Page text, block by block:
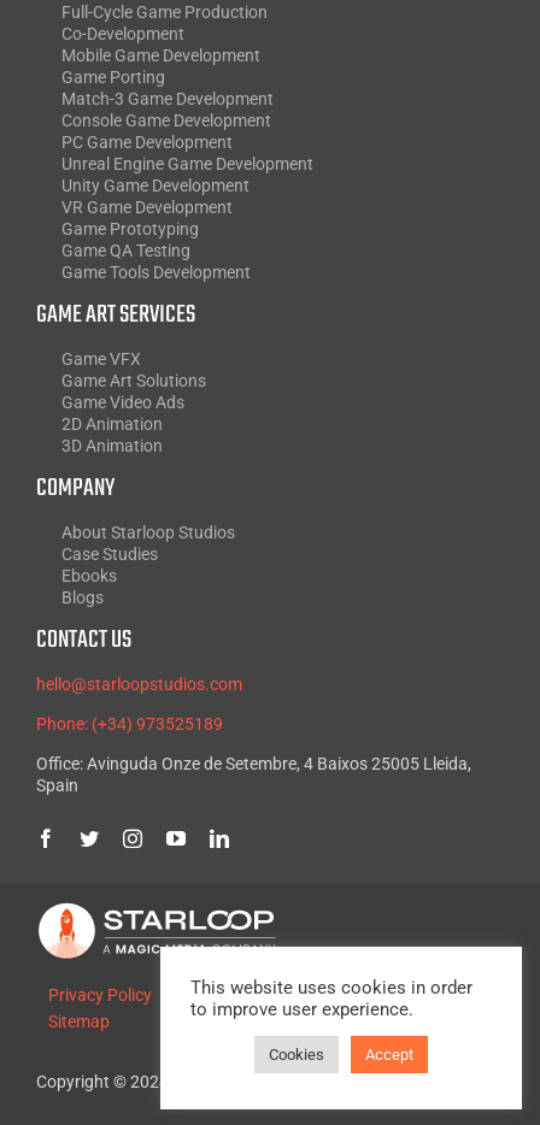
Full-Cycle Game Production
Co-Development
Mobile Game Development
Game Porting
Match-3 Game Development
Console Game Development
PC Game Development
Unreal Engine Game Development
Unity Game Development
VR Game Development
Game Prototyping
Game QA Testing
Game Tools Development
GAME ART SERVICES
Game VFX
Game Art Solutions
Game Video Ads
2D Animation
3D Animation
COMPANY
About Starloop Studios
Case Studies
Ebooks
Blogs
CONTACT US
hello@starloopstudios.com
Phone: (+34) 973525189
Office: Avinguda Onze de Setembre, 4 Baixos 25005 Lleida,
Spain
Privacy Policy Legal Advice
Cookie Policy
Sitemap
Copyright © 2024, Starloop Studios. All rights reserved.
This website uses cookies in order
to improve user experience.
Cookies Accept